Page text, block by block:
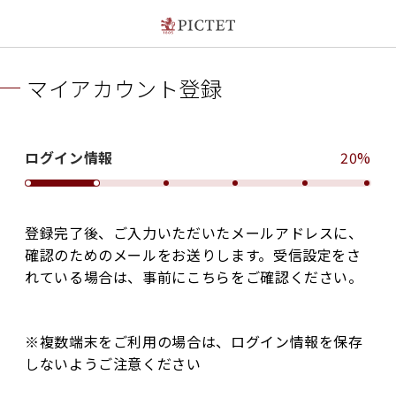
マイアカウント登録
ログイン情報 20%
登録完了後、ご入力いただいたメールアドレスに、
確認のためのメールをお送りします。受信設定をさ
れている場合は、事前にこちらをご確認ください。
※複数端末をご利用の場合は、ログイン情報を保存
しないようご注意ください